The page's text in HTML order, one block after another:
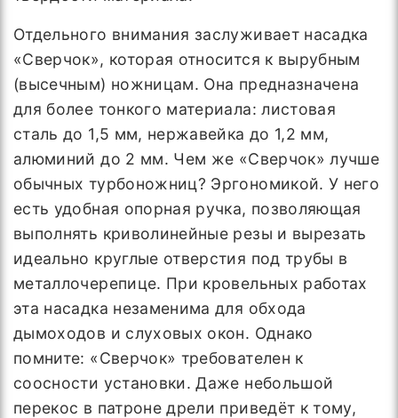
Отдельного внимания заслуживает насадка
«Сверчок», которая относится к вырубным
(высечным) ножницам. Она предназначена
для более тонкого материала: листовая
сталь до 1,5 мм, нержавейка до 1,2 мм,
алюминий до 2 мм. Чем же «Сверчок» лучше
обычных турбоножниц? Эргономикой. У него
есть удобная опорная ручка, позволяющая
выполнять криволинейные резы и вырезать
идеально круглые отверстия под трубы в
металлочерепице. При кровельных работах
эта насадка незаменима для обхода
дымоходов и слуховых окон. Однако
помните: «Сверчок» требователен к
соосности установки. Даже небольшой
перекос в патроне дрели приведёт к тому,